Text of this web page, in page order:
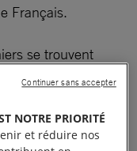
Français.
se trouvent
du
de Donald
de
NOTRE PRIORITÉ
et réduire nos
Continuer sans accepter